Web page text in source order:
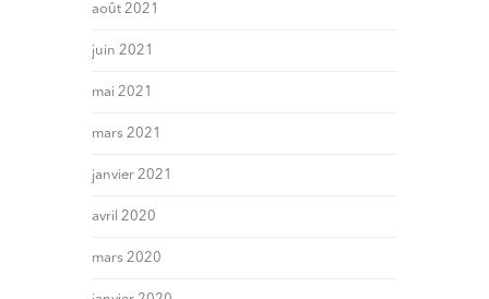
août 2021
juin 2021
mai 2021
mars 2021
janvier 2021
avril 2020
mars 2020